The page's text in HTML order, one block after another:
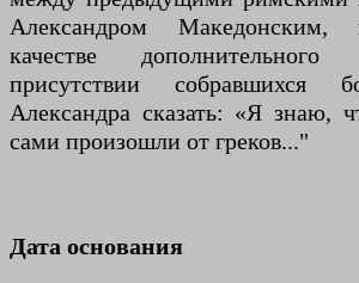
Александром Македонским,
качестве
присутствии собравшихся
Александра сказать: «Я знаю,
сами произошли от греков..."
Дата основания